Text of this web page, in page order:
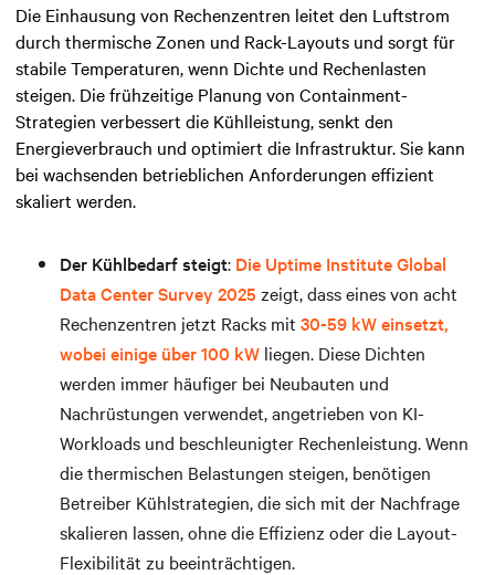
Die Einhausung von Rechenzentren leitet den Luftstrom
durch thermische Zonen und Rack-Layouts und sorgt für
stabile Temperaturen, wenn Dichte und Rechenlasten
steigen. Die frühzeitige Planung von Containment-
Strategien verbessert die Kühlleistung, senkt den
Energieverbrauch und optimiert die Infrastruktur. Sie kann
bei wachsenden betrieblichen Anforderungen effizient
skaliert werden.
Der Kühlbedarf steigt: Die Uptime Institute Global
Data Center Survey 2025 zeigt, dass eines von acht
Rechenzentren jetzt Racks mit 30-59 kW einsetzt,
wobei einige über 100 kW liegen. Diese Dichten
werden immer häufiger bei Neubauten und
Nachrüstungen verwendet, angetrieben von KI-
Workloads und beschleunigter Rechenleistung. Wenn
die thermischen Belastungen steigen, benötigen
Betreiber Kühlstrategien, die sich mit der Nachfrage
skalieren lassen, ohne die Effizienz oder die Layout-
Flexibilität zu beeinträchtigen.